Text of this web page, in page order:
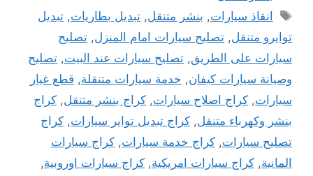
الوسوم
انقاذ سيارات, بنشر متنقل,تبديل بطاريات,تبديل
توايرو متنقل, تصليح سيارات امام المنزل, تصليح
سيارات على الطريق, تصليح سيارات عند البيت, تصليح
وصيانة سيارات كيفان, خدمة سيارات متنقلة, قطع غيار
سيارات, كراج اصلاح سيارات, كراج بنشر متنقل, كراج
بنشر وكهرباء متنقل, كراج تبديل تواير سيارات, كراج
تصليح سيارات, كراج خدمة سيارات, كراج سيارات
المانية, كراج سيارات امريكية, كراج سيارات اوروبية,